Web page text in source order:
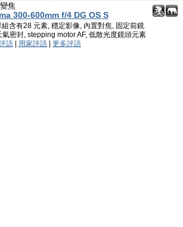
焦
300-600mm f/4 DG OS S
組含有28 元素, 穩定影像, 內置對焦, 固定前鏡
氣密封, stepping motor AF, 低散光度鏡頭元素
語 用家評語 更多評語